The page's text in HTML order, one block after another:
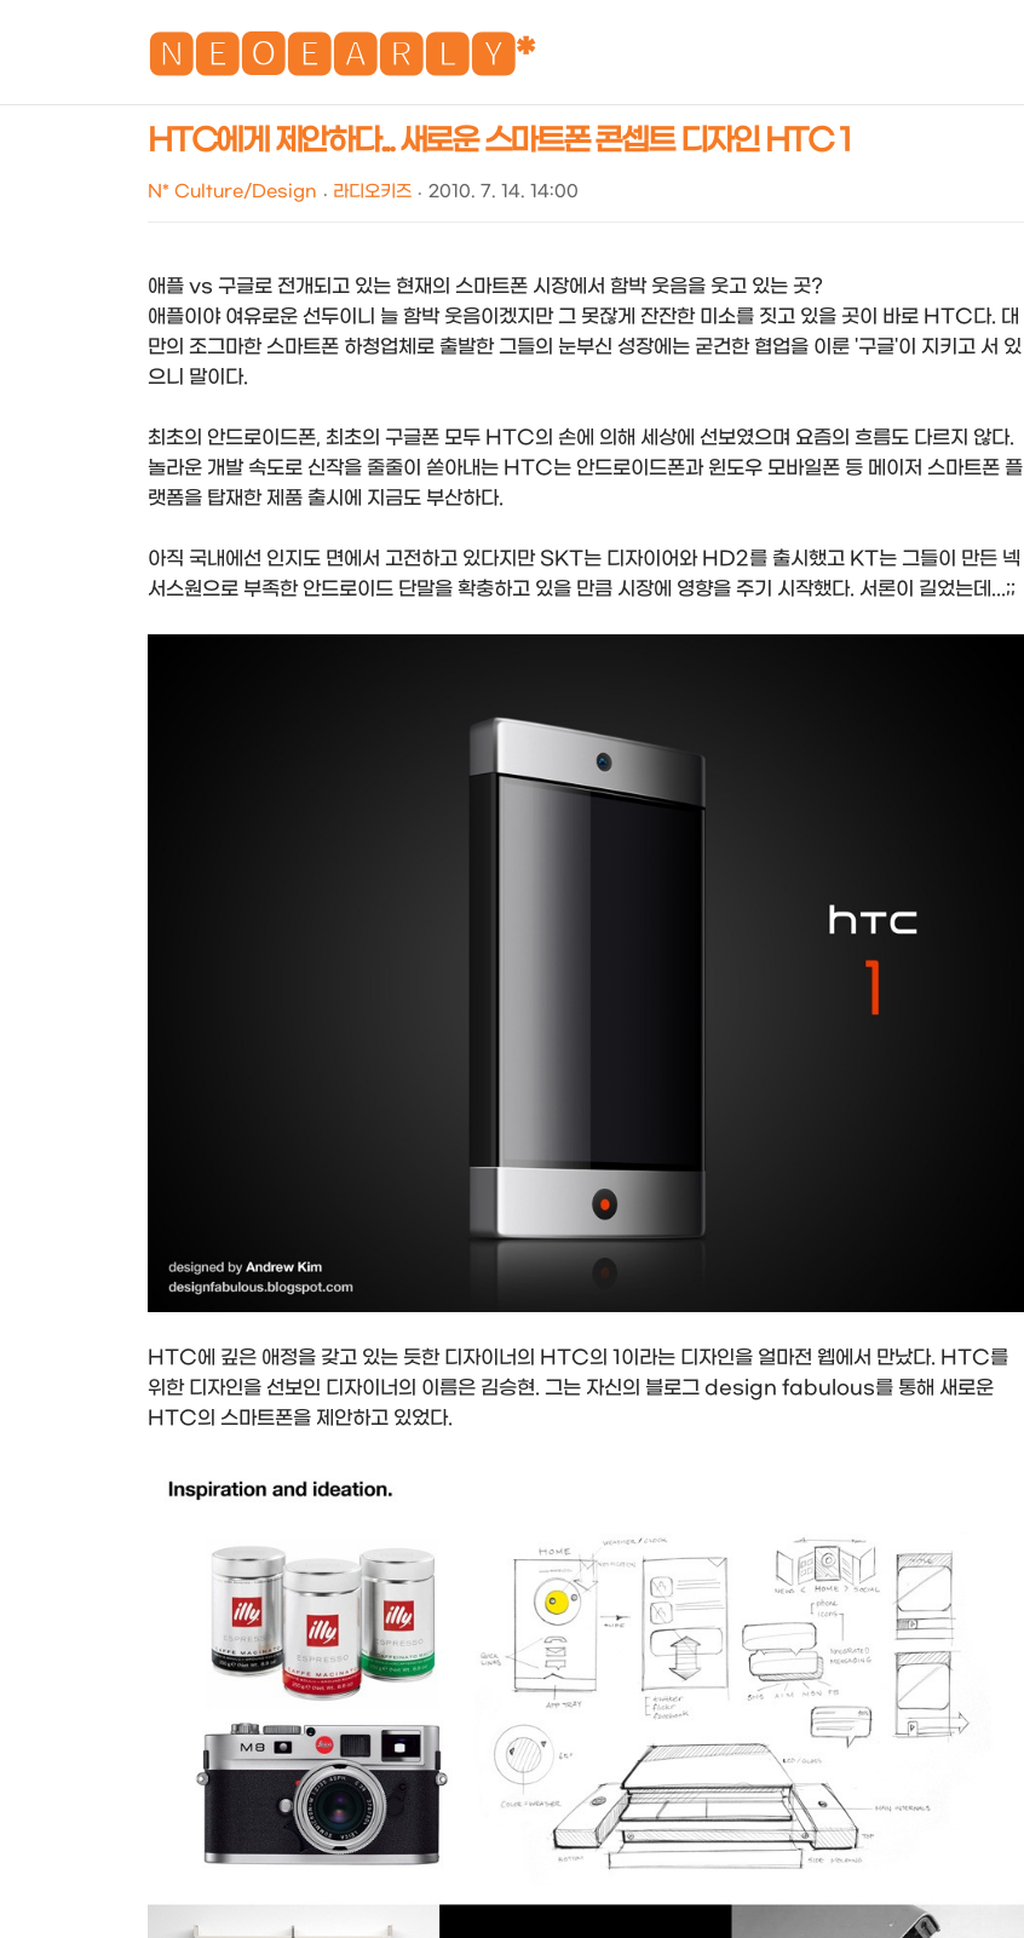
🅽🅴🅾🅴🅰🆁🅻🆈*NEOEARLY*
HTC에게 제안하다... 새로운 스마트폰 콘셉트 디자인 HTC 1
N* Culture/Design 라디오키즈 2010. 7. 14. 14:00
애플 vs 구글로 전개되고 있는 현재의 스마트폰 시장에서 함박 웃음을 웃고 있는 곳?
애플이야 여유로운 선두이니 늘 함박 웃음이겠지만 그 못잖게 잔잔한 미소를 짓고 있을 곳이 바로 HTC다. 대
만의 조그마한 스마트폰 하청업체로 출발한 그들의 눈부신 성장에는 굳건한 협업을 이룬 '구글'이 지키고 서 있
으니 말이다.
최초의 안드로이드폰, 최초의 구글폰 모두 HTC의 손에 의해 세상에 선보였으며 요즘의 흐름도 다르지 않다.
놀라운 개발 속도로 신작을 줄줄이 쏟아내는 HTC는 안드로이드폰과 윈도우 모바일폰 등 메이저 스마트폰 플
랫폼을 탑재한 제품 출시에 지금도 부산하다.
아직 국내에선 인지도 면에서 고전하고 있다지만 SKT는 디자이어와 HD2를 출시했고 KT는 그들이 만든 넥
서스원으로 부족한 안드로이드 단말을 확충하고 있을 만큼 시장에 영향을 주기 시작했다. 서론이 길었는데...;;
HTC에 깊은 애정을 갖고 있는 듯한 디자이너의 HTC의 1이라는 디자인을 얼마전 웹에서 만났다. HTC를
위한 디자인을 선보인 디자이너의 이름은 김승현. 그는 자신의 블로그 design fabulous를 통해 새로운
HTC의 스마트폰을 제안하고 있었다.